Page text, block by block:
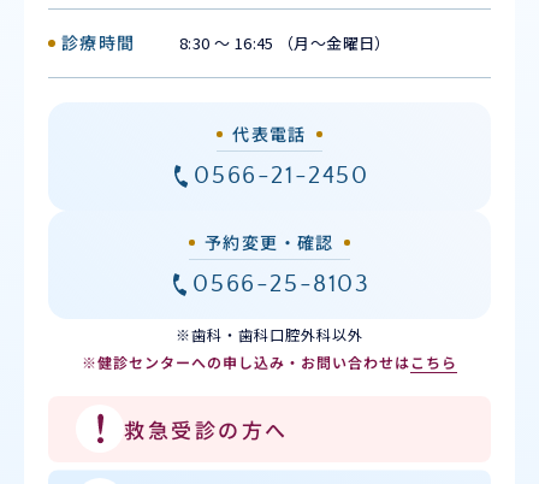
診療時間 8:30 ～ 16:45 （月〜金曜日）
代表電話
0566-21-2450
予約変更・確認
0566-25-8103
※歯科・歯科口腔外科以外
※健診センターへの申し込み・お問い合わせはこちら
救急受診の方へ